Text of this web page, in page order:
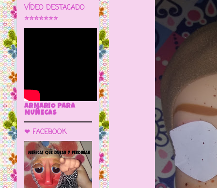
VÍDEO DESTACADO
⭐⭐⭐⭐⭐⭐⭐
ARMARIO PARA
MUÑECAS
❤ FACEBOOK